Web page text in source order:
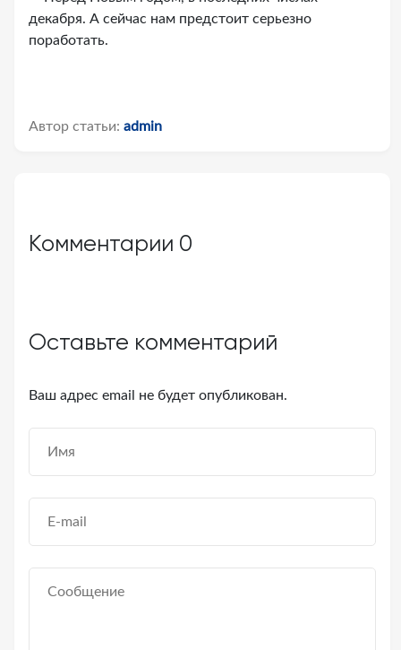
декабря. А сейчас нам предстоит серьезно
поработать.
Автор статьи: admin
Комментарии 0
Оставьте комментарий
Ваш адрес email не будет опубликован.